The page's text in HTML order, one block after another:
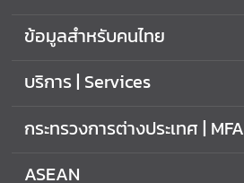
ข้อมูลสำหรับคนไทย
บริการ | Services
กระทรวงการต่างประเทศ | MFA
ASEAN